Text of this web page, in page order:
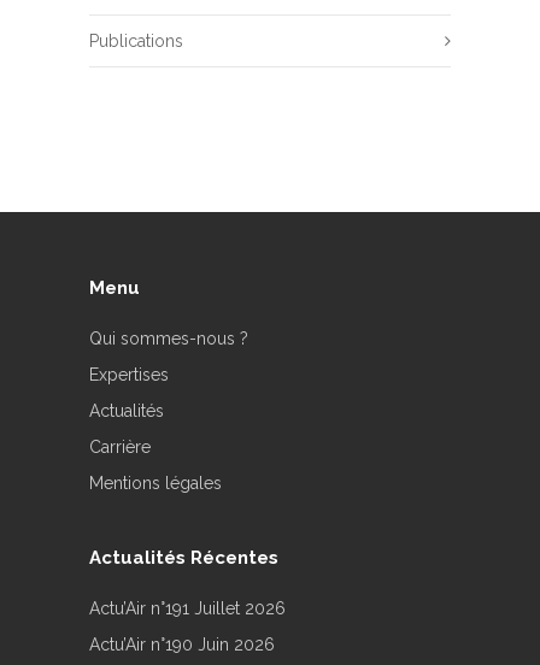
Publications
Menu
Qui sommes-nous ?
Expertises
Actualités
Carrière
Mentions légales
Actualités Récentes
Actu’Air n°191 Juillet 2026
Actu’Air n°190 Juin 2026